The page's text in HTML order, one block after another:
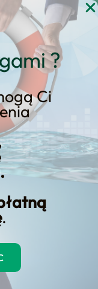
?
Ci
.
dlatego też
podpisaniem
rozliczenie